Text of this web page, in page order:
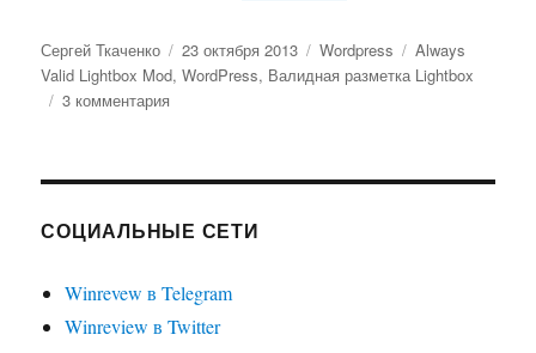
Автор
Сергей Ткаченко Опубликовано
23 октября 2013 Рубрики
Wordpress Метки
Always
Valid Lightbox Mod,WordPress, Валидная разметка Lightbox
3 комментария
разметка
для
в
этом
СОЦИАЛЬНЫЕ СЕТИ
Winrevew в Telegram
Winreview в Twitter